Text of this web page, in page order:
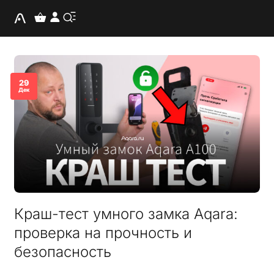
Краш-тест умного замка Aqara:
проверка на прочность и
безопасность
29
Дек